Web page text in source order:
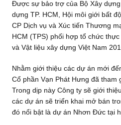
Được sự bảo trợ của Bộ Xây
dựng TP. HCM, Hội môi giới bất
CP Dịch vụ và Xúc tiến Thương
HCM (TPS) phối hợp tổ chức
và Vật liệu xây dựng Việt Nam
Nhằm giới thiệu các dự án mới
Cổ phần Vạn Phát Hưng đã tham
Trong dịp này Công ty sẽ giới
các dự án sẽ triển khai mở bán
đó nổi bật là dự án Nhơn Đức tại